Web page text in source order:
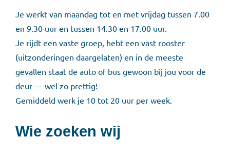
Je werkt van maandag tot en met vrijdag tussen 7.00
en 9.30 uur en tussen 14.30 en 17.00 uur.
Je rijdt een vaste groep, hebt een vast rooster
(uitzonderingen daargelaten) en in de meeste
gevallen staat de auto of bus gewoon bij jou voor de
deur — wel zo prettig!
Gemiddeld werk je 10 tot 20 uur per week.
Wie zoeken wij